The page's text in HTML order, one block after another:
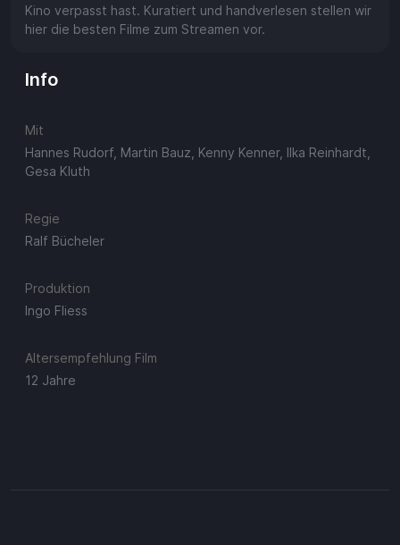
Kino verpasst hast. Kuratiert und handverlesen stellen wir
hier die besten Filme zum Streamen vor.
Info
Mit
Hannes Rudorf, Martin Bauz, Kenny Kenner, Ilka Reinhardt,
Gesa Kluth
Regie
Ralf Bücheler
Produktion
Ingo Fliess
Altersempfehlung Film
12 Jahre